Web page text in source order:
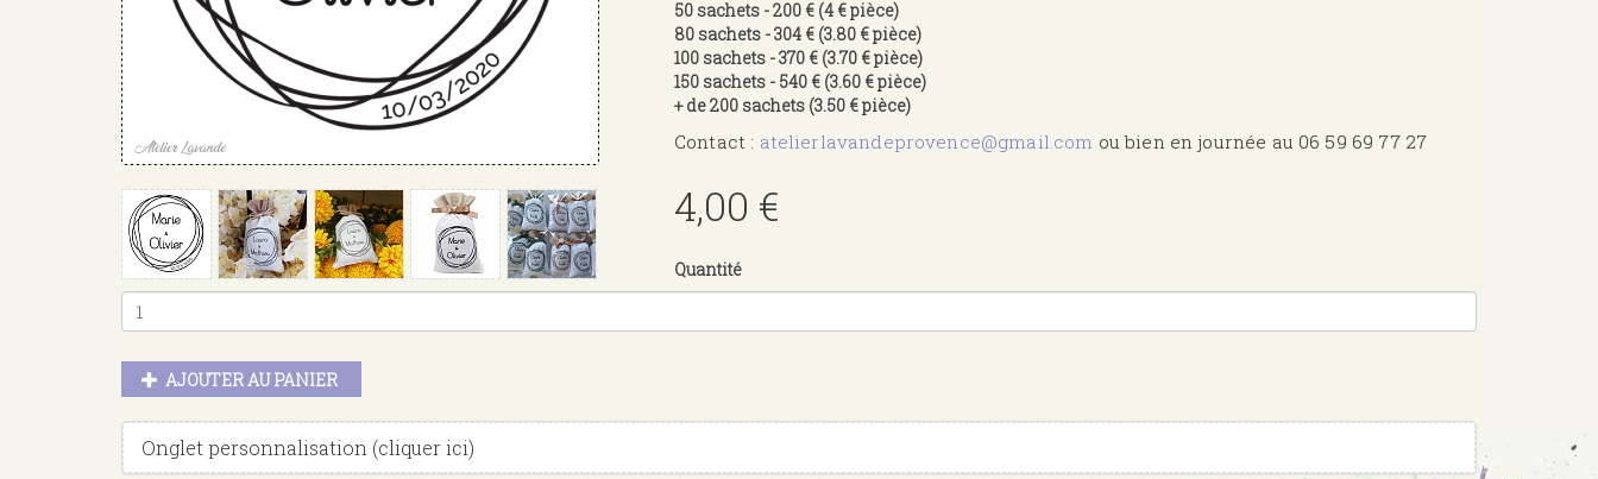
50 sachets - 200 € (4 € pièce)
80 sachets - 304 € (3.80 € pièce)
100 sachets - 370 € (3.70 € pièce)
150 sachets - 540 € (3.60 € pièce)
+ de 200 sachets (3.50 € pièce)
Contact : atelierlavandeprovence@gmail.com ou bien en journée au 06 59 69 77 27
4,00 €
Quantité
AJOUTER AU PANIER
Masquer
Onglet personnalisation (cliquer ici)